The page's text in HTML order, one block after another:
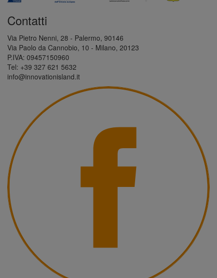
Contatti
Via Pietro Nenni, 28 - Palermo, 90146
Via Paolo da Cannobio, 10 - Milano, 20123
P.IVA: 09457150960
Tel: +39 327 621 5632
info@innovationisland.it